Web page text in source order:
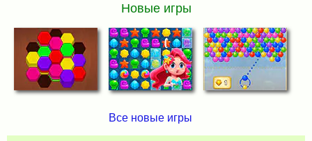
Новые игры
Все новые игры